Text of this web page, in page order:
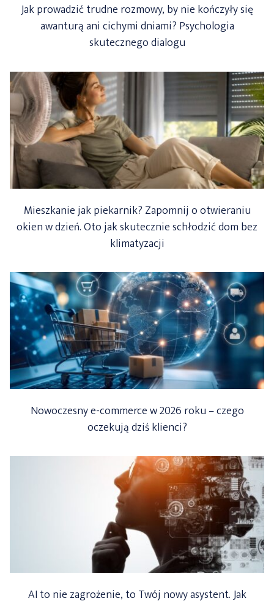
Jak prowadzić trudne rozmowy, by nie kończyły się
awanturą ani cichymi dniami? Psychologia
skutecznego dialogu
Mieszkanie jak piekarnik? Zapomnij o otwieraniu
okien w dzień. Oto jak skutecznie schłodzić dom bez
klimatyzacji
Nowoczesny e-commerce w 2026 roku – czego
oczekują dziś klienci?
AI to nie zagrożenie, to Twój nowy asystent. Jak